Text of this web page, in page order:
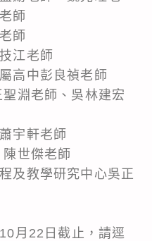
師
師
江老師
高中彭良禎老師
淵老師、吳林建宏
宇軒老師
世傑老師
及教學研究中心吳正
月22日截止，請逕